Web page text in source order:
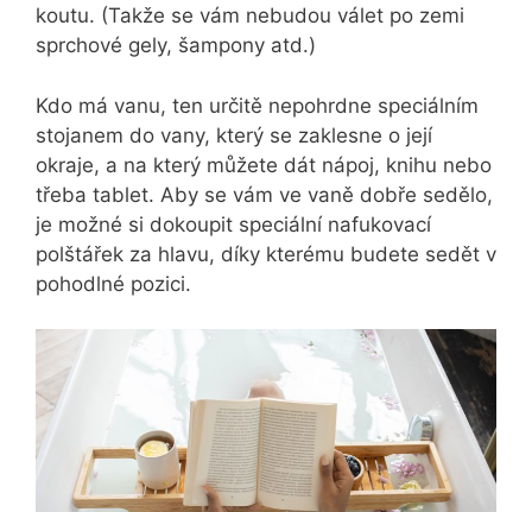
koutu. (Takže se vám nebudou válet po zemi
sprchové gely, šampony atd.)
Kdo má vanu, ten určitě nepohrdne speciálním
stojanem do vany, který se zaklesne o její
okraje, a na který můžete dát nápoj, knihu nebo
třeba tablet. Aby se vám ve vaně dobře sedělo,
je možné si dokoupit speciální nafukovací
polštářek za hlavu, díky kterému budete sedět v
pohodlné pozici.